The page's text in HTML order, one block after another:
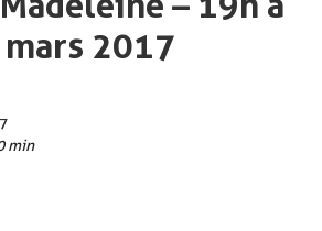
2017
min